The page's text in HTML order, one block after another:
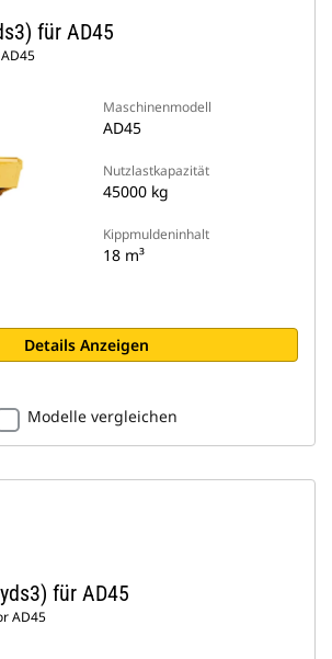
für AD45
Maschinenmodell
AD45
Nutzlastkapazität
45000 kg
Kippmuldeninhalt
18 m³
Details Anzeigen
Modelle vergleichen
für AD45
AD45